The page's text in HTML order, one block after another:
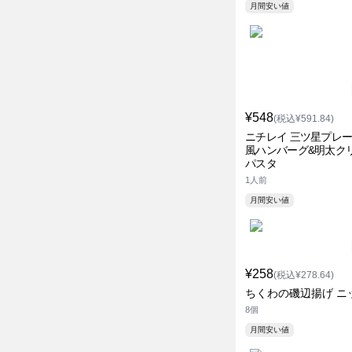
月間安い値
¥548(税込¥591.84)
ニチレイ 三ツ星プレ
風ハンバーグ&明太ク
パスタ
1人前
月間安い値
¥258(税込¥278.64)
ちくわの磯辺揚げ ニ
8個
月間安い値